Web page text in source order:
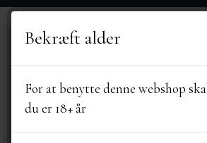
brugeroplevelse, til markedsføring og til at
ved at trykke på linket 'Cookies' nederst på siden.
Bekræft alder
For at benytte denne webshop
du er 18+ år